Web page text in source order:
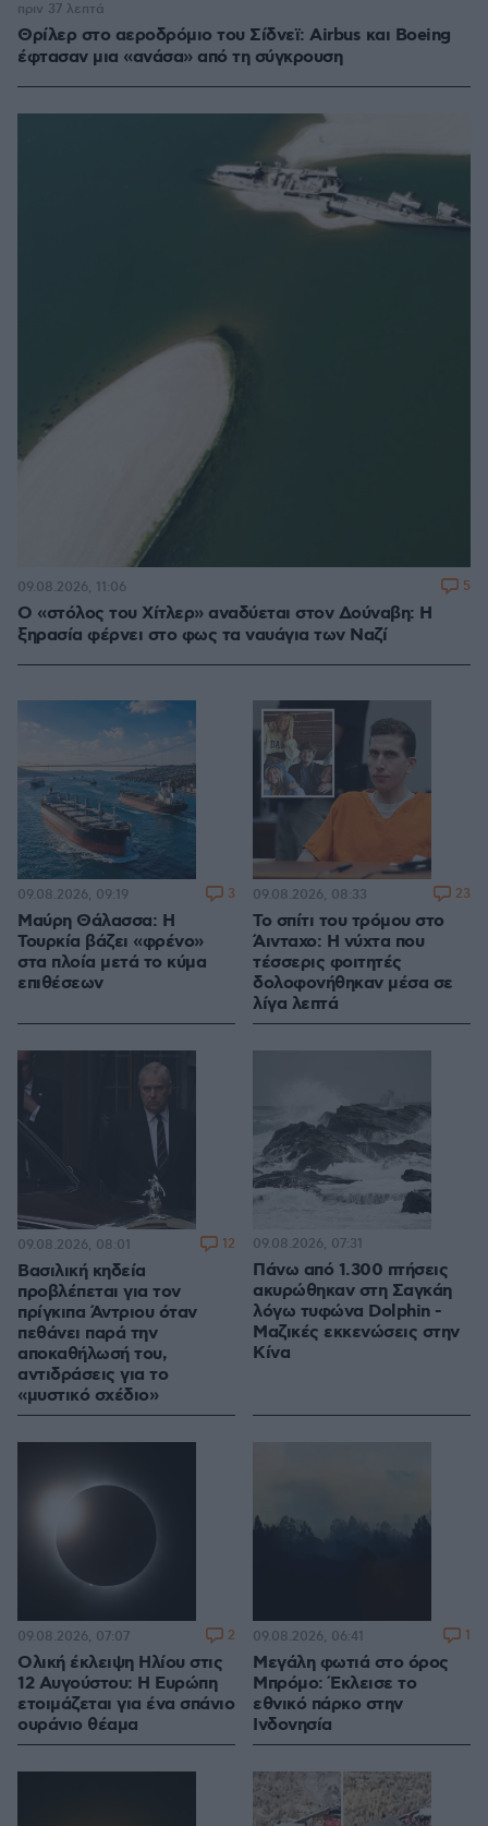
Θρίλερ στο αεροδρόμιο του Σίδνεϊ: Airbus και Boeing
έφτασαν μια «ανάσα» από τη σύγκρουση
πριν 37 λεπτά
Ο «στόλος του Χίτλερ» αναδύεται στον Δούναβη: Η
ξηρασία φέρνει στο φως τα ναυάγια των Ναζί
09.08.2026, 11:06 5
Μαύρη Θάλασσα: Η
Τουρκία βάζει «φρένο»
στα πλοία μετά το κύμα
επιθέσεων
09.08.2026, 09:19 3
Το σπίτι του τρόμου στο
Άινταχο: Η νύχτα που
τέσσερις φοιτητές
δολοφονήθηκαν μέσα σε
λίγα λεπτά
09.08.2026, 08:33 23
Βασιλική κηδεία
προβλέπεται για τον
πρίγκιπα Άντριου όταν
πεθάνει παρά την
αποκαθήλωσή του,
αντιδράσεις για το
«μυστικό σχέδιο»
09.08.2026, 08:01 12
Πάνω από 1.300 πτήσεις
ακυρώθηκαν στη Σαγκάη
λόγω τυφώνα Dolphin -
Μαζικές εκκενώσεις στην
Κίνα
09.08.2026, 07:31
Ολική έκλειψη Ηλίου στις
12 Αυγούστου: Η Ευρώπη
ετοιμάζεται για ένα σπάνιο
ουράνιο θέαμα
09.08.2026, 07:07 2
Μεγάλη φωτιά στο όρος
Μπρόμο: Έκλεισε το
εθνικό πάρκο στην
Ινδονησία
09.08.2026, 06:41 1